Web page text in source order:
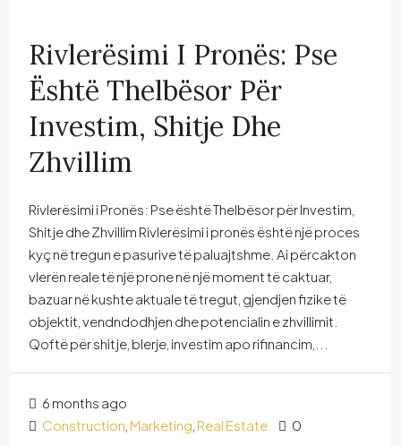
Rivlerësimi I Pronës: Pse
Është Thelbësor Për
Investim, Shitje Dhe
Zhvillim
Rivlerësimi i Pronës: Pse është Thelbësor për Investim,
Shitje dhe Zhvillim Rivlerësimi i pronës është një proces
kyç në tregun e pasurive të paluajtshme. Ai përcakton
vlerën reale të një prone në një moment të caktuar,
bazuar në kushte aktuale të tregut, gjendjen fizike të
objektit, vendndodhjen dhe potencialin e zhvillimit.
Qoftë për shitje, blerje, investim apo rifinancim,...
6 months ago
Construction Marketing Real Estate 0